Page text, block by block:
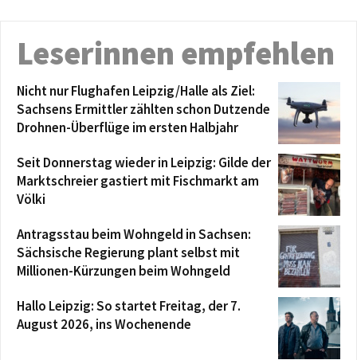
Leserinnen empfehlen
Nicht nur Flughafen Leipzig/Halle als Ziel:
Sachsens Ermittler zählten schon Dutzende
Drohnen-Überflüge im ersten Halbjahr
Seit Donnerstag wieder in Leipzig: Gilde der
Marktschreier gastiert mit Fischmarkt am
Völki
Antragsstau beim Wohngeld in Sachsen:
Sächsische Regierung plant selbst mit
Millionen-Kürzungen beim Wohngeld
Hallo Leipzig: So startet Freitag, der 7.
August 2026, ins Wochenende